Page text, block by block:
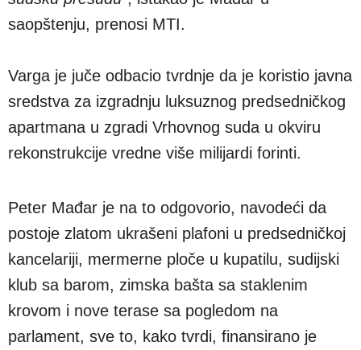
saopštenju, prenosi MTI.
Varga je juče odbacio tvrdnje da je koristio javna
sredstva za izgradnju luksuznog predsedničkog
apartmana u zgradi Vrhovnog suda u okviru
rekonstrukcije vredne više milijardi forinti.
Peter Mađar je na to odgovorio, navodeći da
postoje zlatom ukrašeni plafoni u predsedničkoj
kancelariji, mermerne ploče u kupatilu, sudijski
klub sa barom, zimska bašta sa staklenim
krovom i nove terase sa pogledom na
parlament, sve to, kako tvrdi, finansirano je